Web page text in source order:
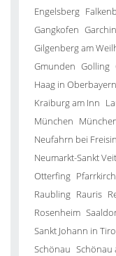
Engelsberg
Gangkofen
Gilgenberg am
Gmunden Golling
Haag in Oberbayern
Kraiburg am Inn
München
Neufahrn bei
Neumarkt-Sankt Veit
Otterfing
Raubling Rauris
Rosenheim
Sankt Johann in
Schönau Schönau